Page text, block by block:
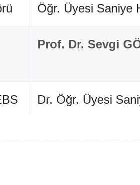
Öğr. Üyesi Saniye
Prof. Dr. Sevgi
Dr. Öğr. Üyesi